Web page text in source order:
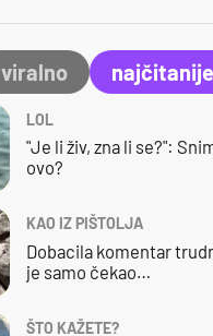
viralno najčitanije
LOL
"Je li živ, zna li se?":
ovo?
KAO IZ PIŠTOLJA
Dobacila komentar
je samo čekao…
ŠTO KAŽETE?